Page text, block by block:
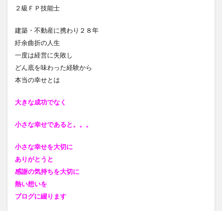
２級ＦＰ技能士
建築・不動産に携わり２８年
紆余曲折の人生
一度は経営に失敗し
どん底を味わった経験から
本当の幸せとは
大きな成功でなく
小さな幸せであると。。。
小さな幸せを大切に
ありがとうと
感謝の気持ちを大切に
熱い想いを
ブログに綴ります